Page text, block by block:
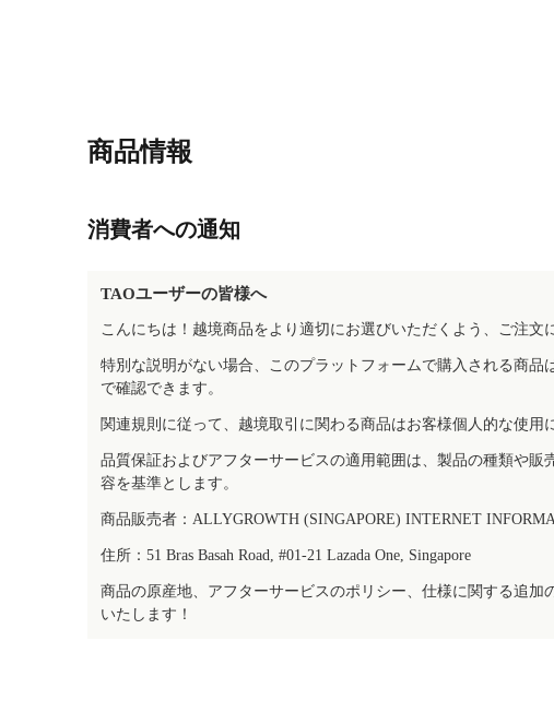
商品情報
消費者への通知
TAOユーザーの皆様へ
こんにちは！越境商品をより適切にお選びいただくよう、ご注
特別な説明がない場合、このプラットフォームで購入される商
で確認できます。
関連規則に従って、越境取引に関わる商品はお客様個人的な使用
品質保証およびアフターサービスの適用範囲は、製品の種類や
容を基準とします。
商品販売者：ALLYGROWTH (SINGAPORE) INTERNET
住所：51 Bras Basah Road, #01-21 Lazada One, Singapore
商品の原産地、アフターサービスのポリシー、仕様に関する追
いたします！